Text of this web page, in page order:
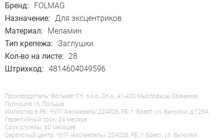
Бренд:
FOLMAG
Назначение: Для эксцентриков
Материал:
Меламин
Тип крепежа: Заглушки
Кол-во на листе:
28
Штрихкод: 4814604049596
Производитель: Фольмаг Сп. з о.о. Сп.к., 41-400 Мысловице, Обжежна
Пулноцна 16, Польша
Импортер в РБ: ЧУП "Акс-мебель" 224026, РБ, г. Брест, ул. Вычулки, д.129А
Гарантийный срок: 24 месяца
Срок службы: 60 месяцев
Сервисный центр: ЧУП «Акс-мебель», 224026, РБ, г. Брест, ул. Вычулки,